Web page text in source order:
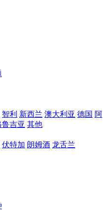
智利 新西兰 澳大利亚 德国 阿
鲁吉亚 其他
伏特加 朗姆酒 龙舌兰